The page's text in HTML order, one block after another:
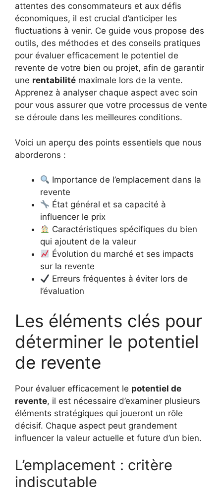
attentes des consommateurs et aux défis
économiques, il est crucial d’anticiper les
fluctuations à venir. Ce guide vous propose des
outils, des méthodes et des conseils pratiques
pour évaluer efficacement le potentiel de
revente de votre bien ou projet, afin de garantir
une rentabilité maximale lors de la vente.
Apprenez à analyser chaque aspect avec soin
pour vous assurer que votre processus de vente
se déroule dans les meilleures conditions.
Voici un aperçu des points essentiels que nous
aborderons :
Importance de l’emplacement dans la
revente
État général et sa capacité à
influencer le prix
Caractéristiques spécifiques du bien
qui ajoutent de la valeur
Évolution du marché et ses impacts
sur la revente
Erreurs fréquentes à éviter lors de
l’évaluation
Les éléments clés pour
déterminer le potentiel
de revente
Pour évaluer efficacement le potentiel de
revente, il est nécessaire d’examiner plusieurs
éléments stratégiques qui joueront un rôle
décisif. Chaque aspect peut grandement
influencer la valeur actuelle et future d’un bien.
L’emplacement : critère
indiscutable